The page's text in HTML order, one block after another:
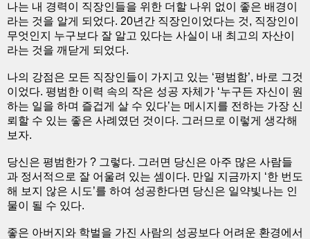
나는 내 경력이 직장인들을 위한 더할 나위 없이 좋은 배경이
라는 것을 알게 되었다. 20년간 직장인이었다는 것, 직장인이
무엇인지 누구보다 잘 알고 있다는 사실이 내 최고의 자산이
라는 것을 깨닫게 되었다.
나의 강점은 모든 직장인들이 가지고 있는 ‘평범함’, 바로 그것
이었다. 평범한 이력 속의 작은 성공 자체가 ‘누구든 자신이 원
하는 일을 하며 즐겁게 살 수 있다’는 메시지를 전하는 가장 신
뢰할 수 있는 좋은 사례였던 것이다. 그러므로 이렇게 생각해
보자.
당신은 평범한가 ? 그렇다. 그러면 당신은 아주 많은 사람들
과 정서적으로 잘 어울려 있는 셈이다. 만일 지금까지 ‘한 번도
해 보지 않은 시도’를 하여 성공한다면 당신은 일약빛나는 인
물이 될 수 있다.
좋은 아버지와 학벌을 가진 사람의 성공보다 어려운 환경에서